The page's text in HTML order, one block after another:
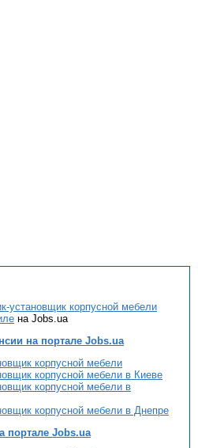
установщик корпусной мебели
на Jobs.ua
на портале Jobs.ua
корпусной мебели
корпусной мебели в Киеве
корпусной мебели в
корпусной мебели в Днепре
портале Jobs.ua